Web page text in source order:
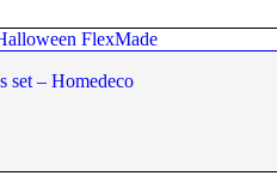
set – Homedeco